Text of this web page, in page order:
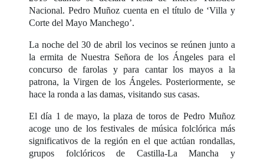
Nacional. Pedro Muñoz cuenta en el título de ‘Villa y
Corte del Mayo Manchego’.
La noche del 30 de abril los vecinos se reúnen junto a
la ermita de Nuestra Señora de los Ángeles para el
concurso de farolas y para cantar los mayos a la
patrona, la Virgen de los Ángeles. Posteriormente, se
hace la ronda a las damas, visitando sus casas.
El día 1 de mayo, la plaza de toros de Pedro Muñoz
acoge uno de los festivales de música folclórica más
significativos de la región en el que actúan rondallas,
grupos folclóricos de Castilla-La Mancha y